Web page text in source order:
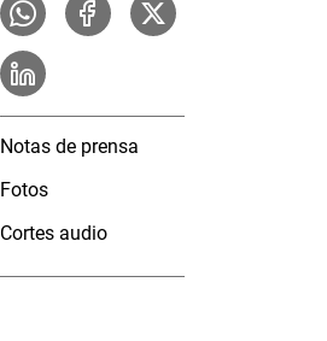
Notas de prensa
Fotos
Cortes audio